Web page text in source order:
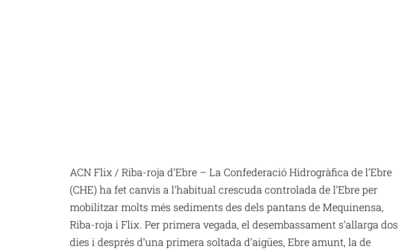
ACN Flix / Riba-roja d’Ebre – La Confederació Hidrogràfica de l’Ebre
(CHE) ha fet canvis a l’habitual crescuda controlada de l’Ebre per
mobilitzar molts més sediments des dels pantans de Mequinensa,
Riba-roja i Flix. Per primera vegada, el desembassament s’allarga dos
dies i després d’una primera soltada d’aigües, Ebre amunt, la de